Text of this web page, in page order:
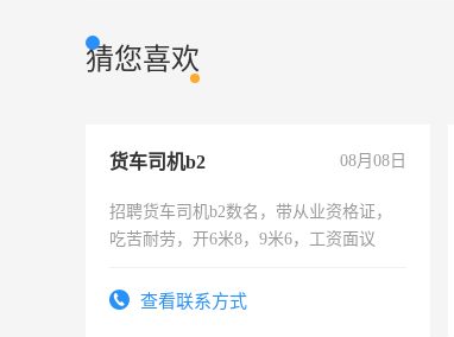
猜您喜欢
货车司机b2 08月08日
招聘货车司机b2数名，带从业资格证，
吃苦耐劳，开6米8，9米6，工资面议
查看联系方式